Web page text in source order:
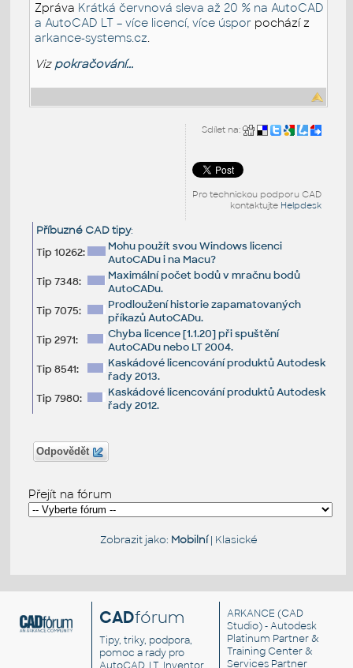
Zpráva Krátká červnová sleva až 20 % na AutoCAD
a AutoCAD LT – více licencí, více úspor pochází z
arkance-systems.cz.
Viz pokračování...
Sdílet na:
Pro technickou podporu CAD
kontaktujte Helpdesk
Příbuzné CAD tipy:
Tip 10262:
Mohu použít svou Windows licenci
AutoCADu i na Macu?
Tip 7348:
Maximální počet bodů v mračnu bodů
AutoCADu.
Tip 7075:
Prodloužení historie zapamatovaných
příkazů AutoCADu.
Tip 2971:
Chyba licence [1.1.20] při spuštění
AutoCADu nebo LT 2004.
Tip 8541:
Kaskádové licencování produktů Autodesk
řady 2013.
Tip 7980:
Kaskádové licencování produktů Autodesk
řady 2012.
Odpovědět
Přejít na fórum
Zobrazit jako: Mobilní| Klasické
CADfórum
Tipy, triky, podpora,
pomoc a rady pro
ARKANCE (CAD
Studio) - Autodesk
Platinum Partner &
Training Center &
Services Partner